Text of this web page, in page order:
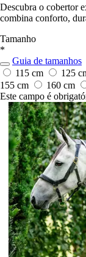
Descubra o cobertor
combina conforto,
Tamanho
*
Guia de tamanhos
115 cm
125
155 cm
160 cm
Este campo é